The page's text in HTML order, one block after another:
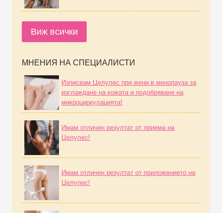
Виж всички
МНЕНИЯ НА СПЕЦИАЛИСТИ
Изписвам Целулес при жени в менопауза за
изглаждане на кожата и подобряване на
микроциркулацията!
Имам отличен резултат от приема на
Целулес!
Имам отличен резултат от приложението на
Целулес!